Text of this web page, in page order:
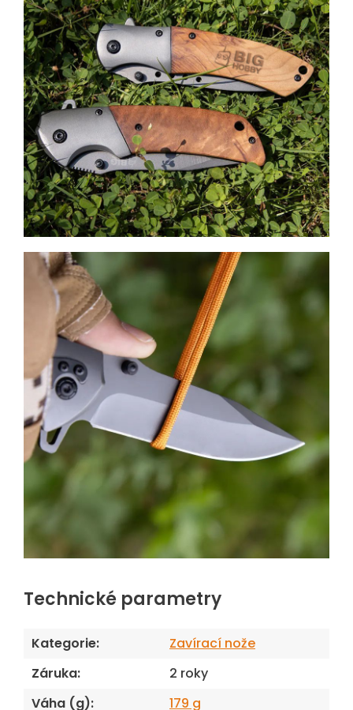
Technické parametry
Kategorie:
Zavírací nože
Záruka:
2 roky
Váha (g): 179 g